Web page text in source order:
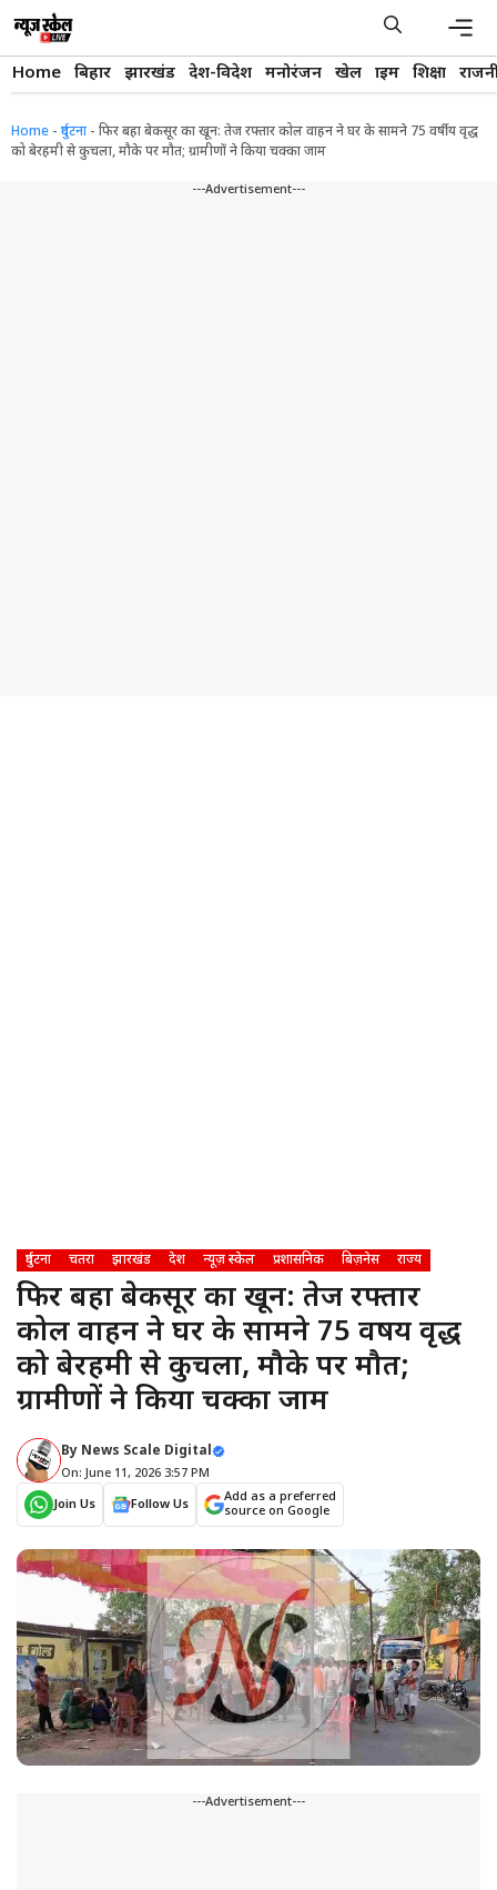
content
Home बिहार झारखंड देश-विदेश मनोरंजन खेल क्राइम शिक्षा
Home - दुर्घटना - फिर बहा बेकसूर का खून: तेज रफ्तार कोल वाहन ने घर के सामने 75 वर्षीय वृद्ध
को बेरहमी से कुचला, मौके पर मौत; ग्रामीणों ने किया चक्का जाम
---Advertisement---
दुर्घटना चतरा झारखंड देश न्यूज़ स्केल प्रशासनिक बिज़नेस राज्य
फिर बहा बेकसूर का खून: तेज रफ्तार
कोल वाहन ने घर के सामने 75 वर्षीय वृद्ध
को बेरहमी से कुचला, मौके पर मौत;
ग्रामीणों ने किया चक्का जाम
By News Scale Digital
On: June 11, 2026 3:57 PM
Join Us
Follow Us
Add as a preferred
source on Google
---Advertisement---